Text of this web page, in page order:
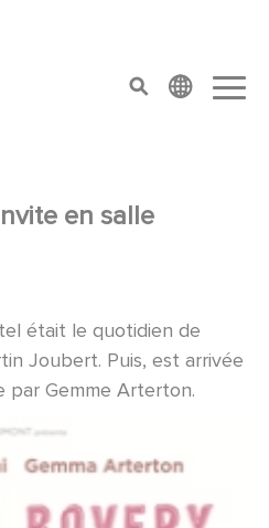
top menu
en salle
était le quotidien de
Joubert. Puis, est arrivée
par Gemme Arterton.